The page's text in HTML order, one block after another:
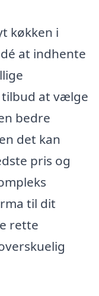
køkken i
at indhente
tilbud at vælge
bedre
det kan
pris og
til dit
rette